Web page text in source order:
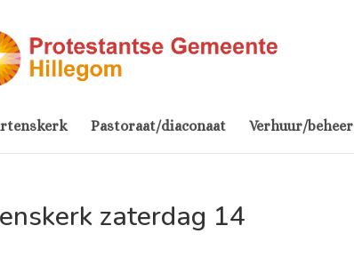
Pastoraat/diaconaat Verhuur/beheer
zaterdag 14